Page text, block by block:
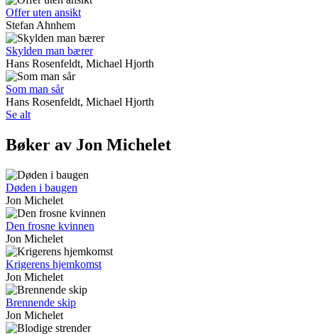
Offer uten ansikt
Stefan Ahnhem
Skylden man bærer
Hans Rosenfeldt, Michael Hjorth
Som man sår
Hans Rosenfeldt, Michael Hjorth
Se alt
Bøker av Jon Michelet
Døden i baugen
Jon Michelet
Den frosne kvinnen
Jon Michelet
Krigerens hjemkomst
Jon Michelet
Brennende skip
Jon Michelet